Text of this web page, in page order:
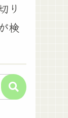
り
検